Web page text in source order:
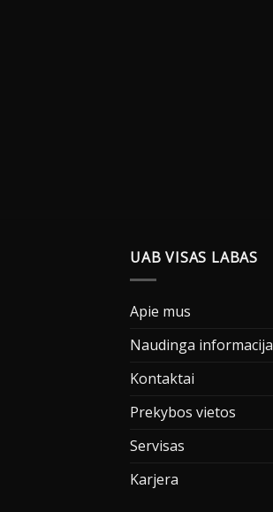
UAB VISAS LABAS
Apie mus
Naudinga informacija
Kontaktai
Prekybos vietos
Servisas
Karjera